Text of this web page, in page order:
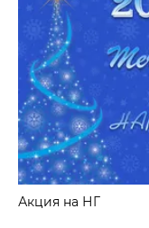
Акция на НГ